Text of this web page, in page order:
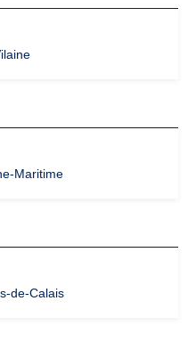
Maritime
de-Calais